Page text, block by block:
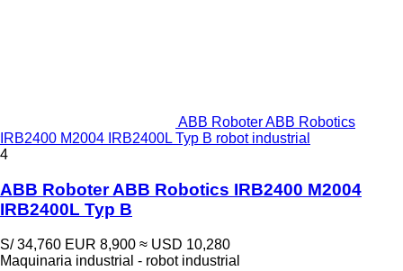
ABB Roboter ABB Robotics
IRB2400 M2004 IRB2400L Typ B robot industrial
4
ABB Roboter ABB Robotics IRB2400 M2004
IRB2400L Typ B
S/ 34,760 EUR 8,900 ≈ USD 10,280
Maquinaria industrial - robot industrial